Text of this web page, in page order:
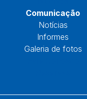
Comunicação
Notícias
Informes
Galeria de fotos